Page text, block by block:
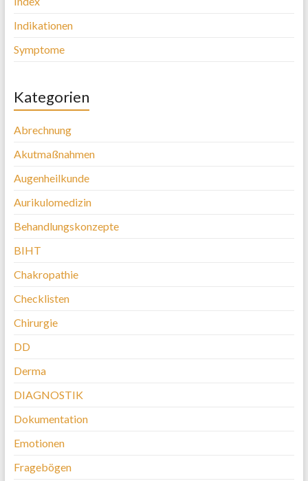
Indikationen
Symptome
Kategorien
Abrechnung
Akutmaßnahmen
Augenheilkunde
Aurikulomedizin
Behandlungskonzepte
BIHT
Chakropathie
Checklisten
Chirurgie
DD
Derma
DIAGNOSTIK
Dokumentation
Emotionen
Fragebögen